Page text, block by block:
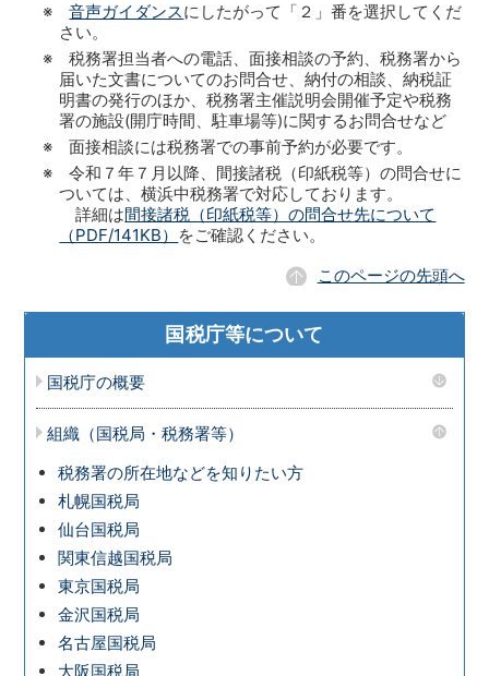
※音声ガイダンスにしたがって「２」番を選択してくだ
さい。
※ 税務署担当者への電話、面接相談の予約、税務署から
届いた文書についてのお問合せ、納付の相談、納税証
明書の発行のほか、税務署主催説明会開催予定や税務
署の施設(開庁時間、駐車場等)に関するお問合せなど
※ 面接相談には税務署での事前予約が必要です。
※ 令和７年７月以降、間接諸税（印紙税等）の問合せに
ついては、横浜中税務署で対応しております。
詳細は間接諸税（印紙税等）の問合せ先について
（PDF/141KB） をご確認ください。
このページの先頭へ
国税庁等について
国税庁の概要
組織（国税局・税務署等）
税務署の所在地などを知りたい方
札幌国税局
仙台国税局
関東信越国税局
東京国税局
金沢国税局
名古屋国税局
大阪国税局